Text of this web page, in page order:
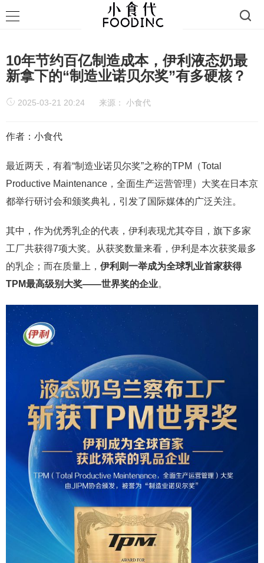
10年节约百亿制造成本，伊利液态奶最
新拿下的“制造业诺贝尔奖”有多硬核？
2025-03-21 20:24 来源： 小食代
作者：小食代
最近两天，有着“制造业诺贝尔奖”之称的TPM（Total
Productive Maintenance，全面生产运营管理）大奖在日本京
都举行研讨会和颁奖典礼，引发了国际媒体的广泛关注。
其中，作为优秀乳企的代表，伊利表现尤其夺目，旗下多家
工厂共获得7项大奖。从获奖数量来看，伊利是本次获奖最多
的乳企；而在质量上， 伊利则一举成为全球乳业首家获得
TPM最高级别大奖——世界奖的企业。